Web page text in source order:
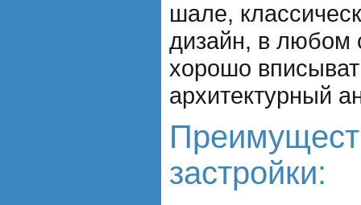
шале,
дизайн, в любом
хорошо
архитектурный
застройки: